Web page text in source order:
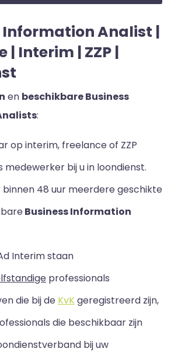
Information Analist |
| Interim | ZZP |
en beschikbare Business
:
op interim, freelance of ZZP
medewerker bij u in loondienst.
48 uur meerdere geschikte
Business Information
Interim staan
professionals
die bij de KvKgeregistreerd zijn,
die beschikbaar zijn
bij uw